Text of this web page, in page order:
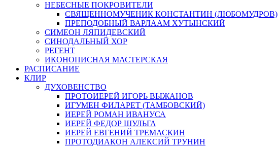
НЕБЕСНЫЕ ПОКРОВИТЕЛИ
СВЯЩЕННОМУЧЕНИК КОНСТАНТИН (ЛЮБОМУДРОВ)
ПРЕПОДОБНЫЙ ВАРЛААМ ХУТЫНСКИЙ
СИМЕОН ЛЯПИДЕВСКИЙ
СИНОДАЛЬНЫЙ ХОР
РЕГЕНТ
ИКОНОПИСНАЯ МАСТЕРСКАЯ
РАСПИСАНИЕ
КЛИР
ДУХОВЕНСТВО
ПРОТОИЕРЕЙ ИГОРЬ ВЫЖАНОВ
ИГУМЕН ФИЛАРЕТ (ТАМБОВСКИЙ)
ИЕРЕЙ РОМАН ИВАНУСА
ИЕРЕЙ ФЕДОР ШУЛЬГА
ИЕРЕЙ ЕВГЕНИЙ ТРЕМАСКИН
ПРОТОДИАКОН АЛЕКСИЙ ТРУНИН